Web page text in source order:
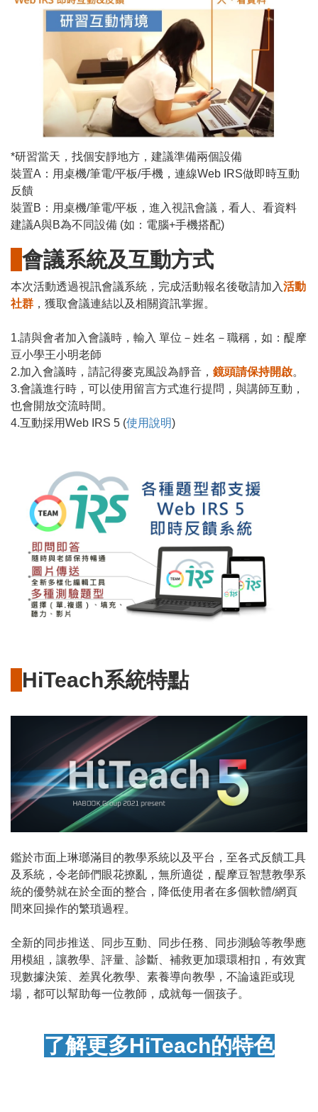
*研習當天，找個安靜地方，建議準備兩個設備
裝置A：用桌機/筆電/平板/手機，連線Web IRS做即時互動
反饋
裝置B：用桌機/筆電/平板，進入視訊會議，看人、看資料
建議A與B為不同設備 (如：電腦+手機搭配)
會議系統及互動方式
本次活動透過視訊會議系統，完成活動報名後敬請加入活動
社群 ，獲取會議連結以及相關資訊掌握。
1.請與會者加入會議時，輸入 單位－姓名－職稱，如：醍摩
豆小學王小明老師
2.加入會議時，請記得麥克風設為靜音， 鏡頭請保持開啟。
3.會議進行時，可以使用留言方式進行提問，與講師互動，
也會開放交流時間。
4.互動採用Web IRS 5 (使用說明)
HiTeach系統特點
鑑於市面上琳瑯滿目的教學系統以及平台，至各式反饋工具
及系統，令老師們眼花撩亂，無所適從，醍摩豆智慧教學系
統的優勢就在於全面的整合，降低使用者在多個軟體/網頁
間來回操作的繁瑣過程。
全新的同步推送、同步互動、同步任務、同步測驗等教學應
用模組，讓教學、評量、診斷、補救更加環環相扣，有效實
現數據決策、差異化教學、素養導向教學，不論遠距或現
場，都可以幫助每一位教師，成就每一個孩子。
了解更多HiTeach的特色